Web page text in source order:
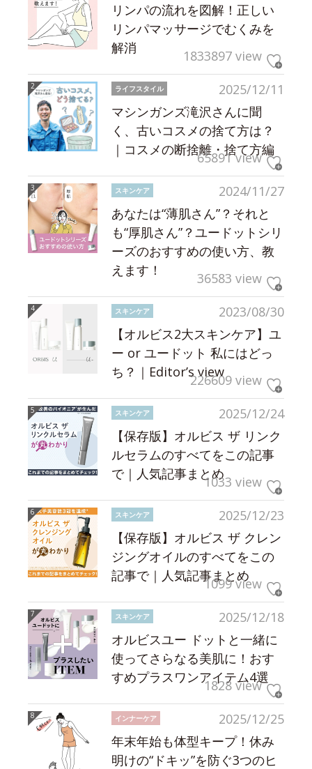
リンパの流れを図解！正しい
リンパマッサージでむくみを
解消
1833897 view
2025/12/11
ライフスタイル
マシンガンズ滝沢さんに聞
く、古いコスメの捨て方は？
｜コスメの断捨離・捨て方編
65891 view
2024/11/27
スキンケア
あなたは“薄肌さん”？それと
も“厚肌さん”？ユードットシリ
ーズのおすすめの使い方、教
えます！
36583 view
2023/08/30
スキンケア
【オルビス2大スキンケア】ユ
ー or ユードット 私にはどっ
ち？｜Editor’s view226609 view
2025/12/24
スキンケア
【保存版】オルビス ザ リンク
ルセラムのすべてをこの記事
で｜人気記事まとめ1033 view
2025/12/23
スキンケア
【保存版】オルビス ザ クレン
ジングオイルのすべてをこの
記事で｜人気記事まとめ
1099 view
2025/12/18
スキンケア
オルビスユー ドットと一緒に
使ってさらなる美肌に！おす
すめプラスワンアイテム4選
1828 view
2025/12/25
インナーケア
年末年始も体型キープ！休み
明けの“ドキッ”を防ぐ3つのヒ